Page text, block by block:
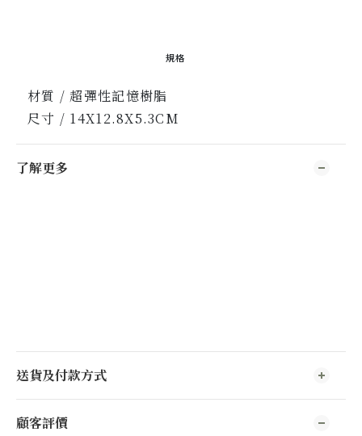
規格
材質 / 超彈性記憶樹脂
尺寸 / 14X12.8X5.3CM
了解更多
送貨及付款方式
顧客評價